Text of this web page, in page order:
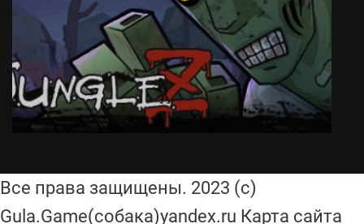
WarFrame
Все права защищены. 2023 (с)
Gula.Game(собака)yandex.ru Карта сайта